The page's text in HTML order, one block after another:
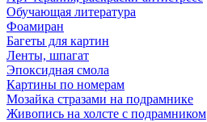
Обучающая литература
Фоамиран
Багеты для картин
Ленты, шпагат
Эпоксидная смола
Картины по номерам
Мозайка стразами на подрамнике
Живопись на холсте с подрамником